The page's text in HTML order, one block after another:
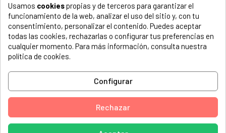
RESISTENCIA SUPERIOR (GRILL) PARA HORNO ARISTON,
INDESIT 1000+1200W
Longitud: 395mm, ancho: 440mm, brida longitud: 100mm,
brida de ancho: 23mm, conexión a distancia: 3mm
ALTPART, EHM201SP
ARISTON, C502E(W)
ARISTON, C504E03
Usamos cookiespropias y de terceros para garantizar el
funcionamiento de la web, analizar el uso del sitio y, con tu
consentimiento, personalizar el contenido. Puedes aceptar
todas las cookies, rechazarlas o configurar tus preferencias en
cualquier momento. Para más información, consulta nuestra
política de cookies.
Configurar
Rechazar